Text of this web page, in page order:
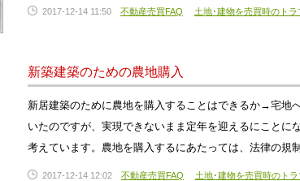
2017-12-14 11:50 不動産売買FAQ 土地･建物を売買時のトラ
新築建築のための農地購入
新居建築のために農地を購入することはできるか→宅地
いたのですが、実現できないまま定年を迎えるにことに
考えています。農地を購入するにあたっては、法律の
2017-12-14 12:02 不動産売買FAQ 土地･建物を売買時のト